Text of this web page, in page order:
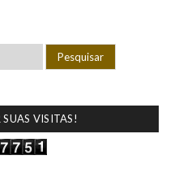
VISITAS!